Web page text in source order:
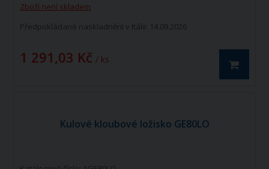
Zboží není skladem
Předpokládané naskladnění v Itálii: 14.09.2026
1 291,03 Kč / ks
Kulové kloubové ložisko GE80LO